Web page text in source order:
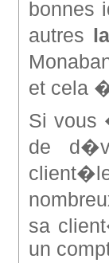
bonnes
autres
et cela
Si vous
de
sa
un